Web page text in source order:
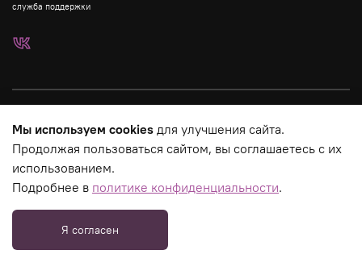
Страницы магазина
Юридическая информация
служба поддержки
Мы используем cookies для улучшения сайта.
Продолжая пользоваться сайтом, вы соглашаетесь с их
использованием.
Подробнее в политике конфиденциальности.
Я согласен